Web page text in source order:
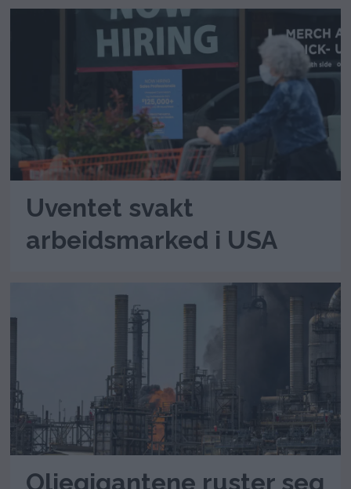
Uventet svakt
arbeidsmarked i USA
Oljegigantene ruster seg